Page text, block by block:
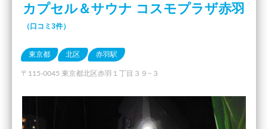
カプセル＆サウナ コスモプラザ赤羽
（口コミ3件）
東京都 北区 赤羽駅
〒115-0045 東京都北区赤羽１丁目３９−３